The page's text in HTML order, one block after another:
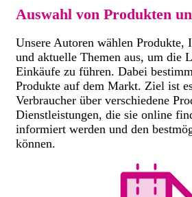
Auswahl von Produkten
Unsere Autoren wählen Produkte,
und aktuelle Themen aus, um die
Einkäufe zu führen. Dabei
Produkte auf dem Markt. Ziel ist
Verbraucher über verschiedene
Dienstleistungen, die sie online
informiert werden und den
können.